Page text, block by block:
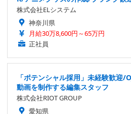
株式会社ELシステム
神奈川県
月給30万8,600円～65万円
正社員
「ポテンシャル採用」未経験歓迎/
動画を制作する編集スタッフ
株式会社RIOT GROUP
愛知県